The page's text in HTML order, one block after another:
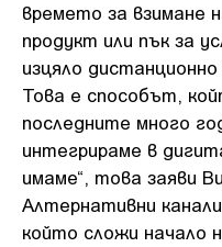
времето за взимане
продукт или пък за
изцяло
Това е способът,
последните много
интегрираме в
имаме“, това заяви
Алтернативни
който сложи начало